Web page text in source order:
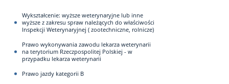
Wykształcenie: wyższe weterynaryjne lub inne
wyższe z zakresu spraw należących do właściwości
Inspekcji Weterynaryjnej ( zootechniczne, rolnicze)
Prawo wykonywania zawodu lekarza weterynarii
na terytorium Rzeczpospolitej Polskiej - w
przypadku lekarza weterynarii
Prawo jazdy kategorii B